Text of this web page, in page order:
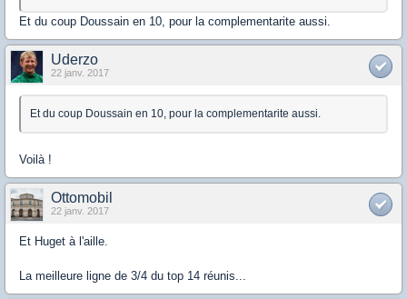
Et du coup Doussain en 10, pour la complementarite aussi.
Uderzo
22 janv. 2017
Et du coup Doussain en 10, pour la complementarite aussi.
Voilà !
Ottomobil
22 janv. 2017
Et Huget à l'aille.
La meilleure ligne de 3/4 du top 14 réunis...